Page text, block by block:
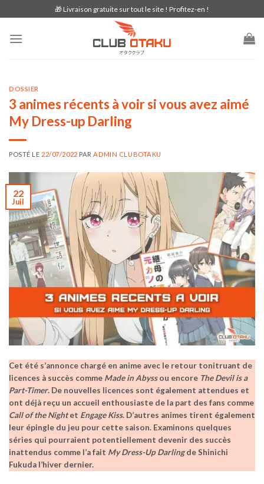
to
content
🎁 Livraison gratuite sur tout le site ! Profitez-en !
DOSSIER
3 animes récents à voir si vous avez aimé
My Dress-up Darling
POSTÉ LE 22/07/2022 PAR ADMIN CLUBOTAKU
22
Juil
Cet été s’annonce chargé en anime avec le retour tonitruant de
licences à succès comme Made in Abyssou encore The Devil is a
Part-Timer. De nouvelles licences sont également attendues et
ont déjà reçu un accueil enthousiaste de la part des fans comme
Call of the Nightet Engage Kiss. D’autres animes tirent également
leur épingle du jeu pour cette saison. Examinons quelques
séries qui pourraient potentiellement devenir des succès
inattendus comme l’a fait My Dress-Up Darlingde Shinichi
Fukuda l’hiver dernier.